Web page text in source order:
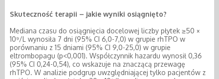
Skuteczność terapii – jakie wyniki osiągnięto?
Mediana czasu do osiągnięcia docelowej liczby płytek ≥50 ×
10⁹/L wynosiła 7 dni (95% CI 6,0-7,0) w grupie rhTPO w
porównaniu z 15 dniami (95% CI 9,0-25,0) w grupie
eltrombopagu (p<0,001). Współczynnik hazardu wynosił 0,36
(95% CI 0,24-0,54), co wskazuje na znaczącą przewagę
rhTPO. W analizie podgrup uwzględniającej tylko pacjentów z